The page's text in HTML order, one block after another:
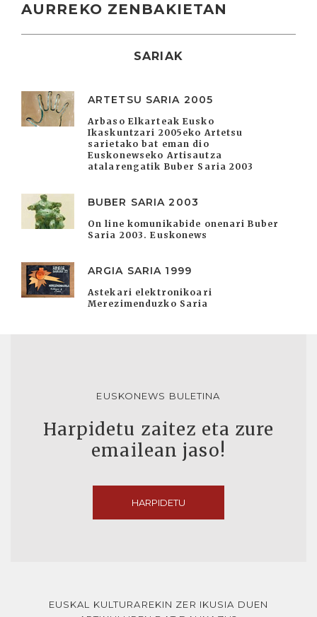
AURREKO ZENBAKIETAN
SARIAK
ARTETSU SARIA 2005
Arbaso Elkarteak Eusko
Ikaskuntzari 2005eko Artetsu
sarietako bat eman dio
Euskonewseko Artisautza
atalarengatik Buber Saria 2003
BUBER SARIA 2003
On line komunikabide onenari Buber
Saria 2003. Euskonews
ARGIA SARIA 1999
Astekari elektronikoari
Merezimenduzko Saria
EUSKONEWS BULETINA
Harpidetu zaitez eta zure
emailean jaso!
HARPIDETU
EUSKAL KULTURAREKIN ZER IKUSIA DUEN